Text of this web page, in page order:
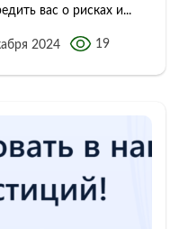
вас о рисках и...
2024 19